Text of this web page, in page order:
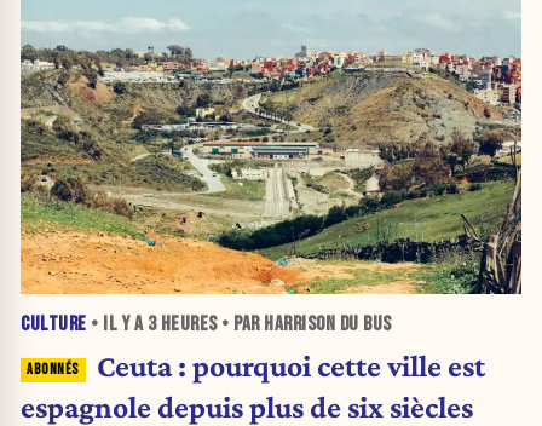
CULTURE • IL Y A 3 HEURES• PAR HARRISON DU BUS
Ceuta : pourquoi cette ville est
espagnole depuis plus de six siècles